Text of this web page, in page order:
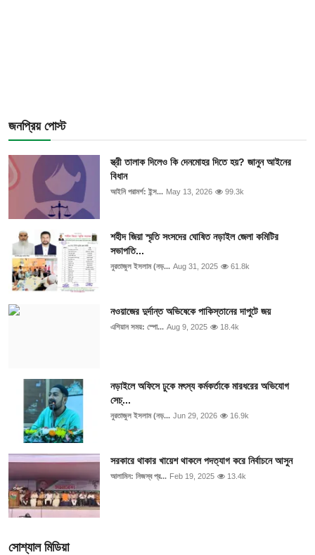
জনপ্রিয় পোস্ট
স্ত্রী তালাক দিলেও কি দেনমোহর দিতে হয়? জানুন আইনের
বিধান
আইনি পরামর্শ: ইন্স... May 13, 2026 99.3k
শহীদ জিয়া স্মৃতি সংসদের ঘোষিত নড়াইল জেলা কমিটির
সভাপতি...
নুরতাজুল ইসলাম (নড়... Aug 31, 2025 61.8k
নওয়াজের দুর্দান্ত অভিষেকে পাকিস্তানের দাপুটে জয়
এশিয়ান সময়: স্পো... Aug 9, 2025 18.4k
নড়াইলে অফিসে ঢুকে মৎস্য কর্মকর্তাকে মারধরের অভিযোগ
সেচ্...
নুরতাজুল ইসলাম (নড়... Jun 29, 2026 16.9k
সরকারে থাকার খায়েশ থাকলে পদত্যাগ করে নির্বাচনে আসুন
আলামিন: নিজস্ব প্র... Feb 19, 2025 13.4k
সোশ্যাল মিডিয়া